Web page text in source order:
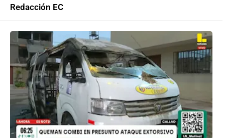
Redacción EC